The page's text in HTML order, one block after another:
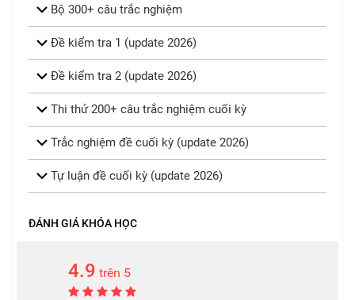
Bộ 300+ câu trắc nghiệm
Đề kiểm tra 1 (update 2026)
Đề kiểm tra 2 (update 2026)
Thi thử 200+ câu trắc nghiệm cuối kỳ
Trắc nghiệm đề cuối kỳ (update 2026)
Tự luận đề cuối kỳ (update 2026)
ĐÁNH GIÁ KHÓA HỌC
4.9 trên 5